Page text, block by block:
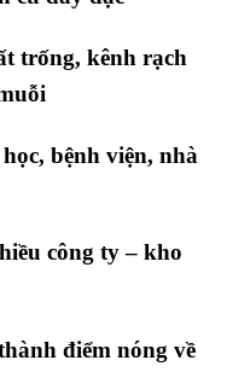
trống, kênh rạch
bệnh viện, nhà
công ty – kho
điểm nóng về